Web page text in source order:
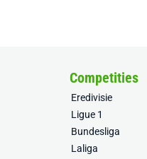
Competities
Eredivisie
Ligue 1
Bundesliga
Laliga